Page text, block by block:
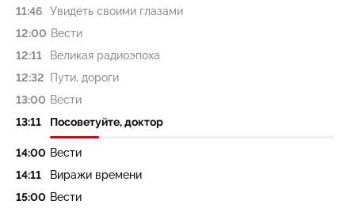
11:46
Увидеть своими глазами
12:00 Вести
12:11
Великая радиоэпоха
12:32
Пути, дороги
13:00 Вести
13:11
Посоветуйте, доктор
14:00 Вести
14:11
Виражи времени
15:00 Вести